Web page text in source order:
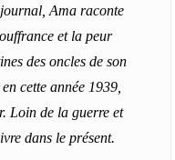
Ama raconte
et la peur
des oncles de son
cette année 1939,
Loin de la guerre et
dans le présent.